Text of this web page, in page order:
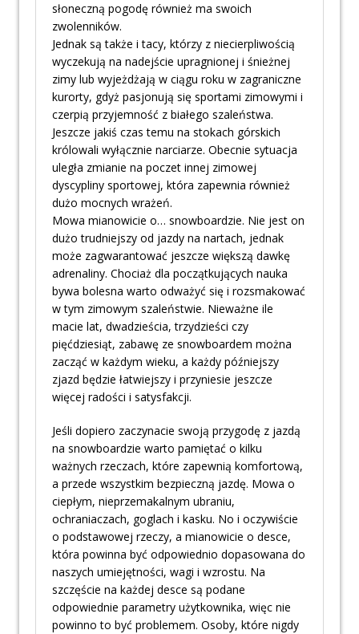
słoneczną pogodę również ma swoich
zwolenników.
Jednak są także i tacy, którzy z niecierpliwością
wyczekują na nadejście upragnionej i śnieżnej
zimy lub wyjeżdżają w ciągu roku w zagraniczne
kurorty, gdyż pasjonują się sportami zimowymi i
czerpią przyjemność z białego szaleństwa.
Jeszcze jakiś czas temu na stokach górskich
królowali wyłącznie narciarze. Obecnie sytuacja
uległa zmianie na poczet innej zimowej
dyscypliny sportowej, która zapewnia również
dużo mocnych wrażeń.
Mowa mianowicie o… snowboardzie. Nie jest on
dużo trudniejszy od jazdy na nartach, jednak
może zagwarantować jeszcze większą dawkę
adrenaliny. Chociaż dla początkujących nauka
bywa bolesna warto odważyć się i rozsmakować
w tym zimowym szaleństwie. Nieważne ile
macie lat, dwadzieścia, trzydzieści czy
pięćdziesiąt, zabawę ze snowboardem można
zacząć w każdym wieku, a każdy późniejszy
zjazd będzie łatwiejszy i przyniesie jeszcze
więcej radości i satysfakcji.
Jeśli dopiero zaczynacie swoją przygodę z jazdą
na snowboardzie warto pamiętać o kilku
ważnych rzeczach, które zapewnią komfortową,
a przede wszystkim bezpieczną jazdę. Mowa o
ciepłym, nieprzemakalnym ubraniu,
ochraniaczach, goglach i kasku. No i oczywiście
o podstawowej rzeczy, a mianowicie o desce,
która powinna być odpowiednio dopasowana do
naszych umiejętności, wagi i wzrostu. Na
szczęście na każdej desce są podane
odpowiednie parametry użytkownika, więc nie
powinno to być problemem. Osoby, które nigdy